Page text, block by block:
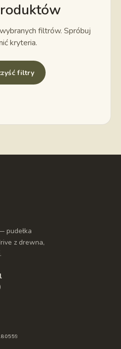
filtrów. Spróbuj
kryteria.
filtry
pudełka
z drewna,